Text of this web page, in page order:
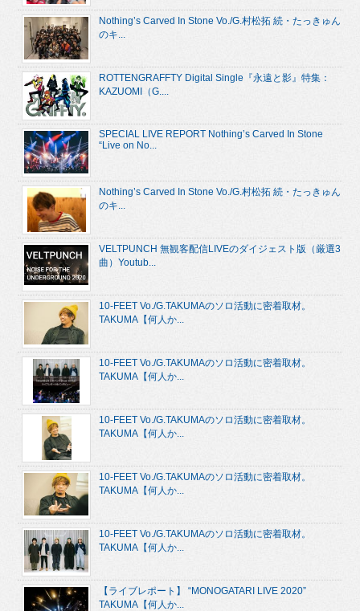
Nothing’s Carved In Stone Vo./G.村松拓 続・たっきゅん
のキ...
ROTTENGRAFFTY Digital Single『永遠と影』特集：
KAZUOMI（G....
SPECIAL LIVE REPORT Nothing’s Carved In Stone
“Live on No...
Nothing’s Carved In Stone Vo./G.村松拓 続・たっきゅん
のキ...
VELTPUNCH 無観客配信LIVEのダイジェスト版（厳選3
曲）Youtub...
10-FEET Vo./G.TAKUMAのソロ活動に密着取材。
TAKUMA【何人か...
10-FEET Vo./G.TAKUMAのソロ活動に密着取材。
TAKUMA【何人か...
10-FEET Vo./G.TAKUMAのソロ活動に密着取材。
TAKUMA【何人か...
10-FEET Vo./G.TAKUMAのソロ活動に密着取材。
TAKUMA【何人か...
10-FEET Vo./G.TAKUMAのソロ活動に密着取材。
TAKUMA【何人か...
【ライブレポート】 “MONOGATARI LIVE 2020”
TAKUMA【何人か...